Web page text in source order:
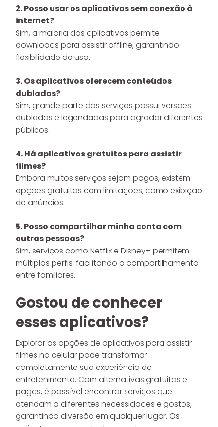
2. Posso usar os aplicativos sem conexão à
internet?
Sim, a maioria dos aplicativos permite
downloads para assistir offline, garantindo
flexibilidade de uso.
3. Os aplicativos oferecem conteúdos
dublados?
Sim, grande parte dos serviços possui versões
dubladas e legendadas para agradar diferentes
públicos.
4. Há aplicativos gratuitos para assistir
filmes?
Embora muitos serviços sejam pagos, existem
opções gratuitas com limitações, como exibição
de anúncios.
5. Posso compartilhar minha conta com
outras pessoas?
Sim, serviços como Netflix e Disney+ permitem
múltiplos perfis, facilitando o compartilhamento
entre familiares.
Gostou de conhecer
esses aplicativos?
Explorar as opções de aplicativos para assistir
filmes no celular pode transformar
completamente sua experiência de
entretenimento. Com alternativas gratuitas e
pagas, é possível encontrar serviços que
atendam a diferentes necessidades e gostos,
garantindo diversão em qualquer lugar. Os